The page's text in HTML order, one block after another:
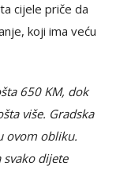
cijele priče da
koji ima veću
650 KM, dok
više. Gradska
ovom obliku.
dijete